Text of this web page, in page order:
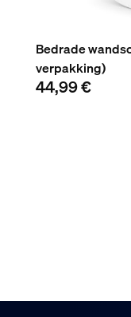
Nee
Dimbaar met Hue
Afmetingen
Bedrade
verpakking)
44,99 €